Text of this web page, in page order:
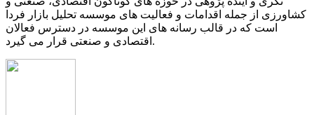
کشاورزی از جمله اقدامات و فعالیت های موسسه تحلیل بازار فردا
است که در قالب رسانه های این موسسه در دسترس فعالان
اقتصادی و صنعتی قرار می گیرد.